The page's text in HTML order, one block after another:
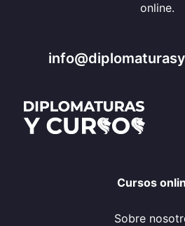
online.
Cursos
Sobre